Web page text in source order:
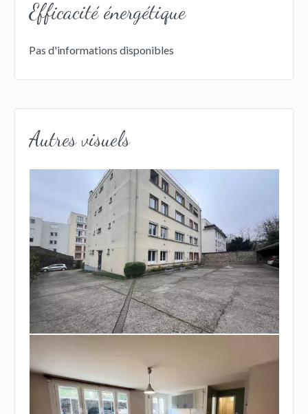
Efficacité énergétique
Pas d'informations disponibles
Autres visuels